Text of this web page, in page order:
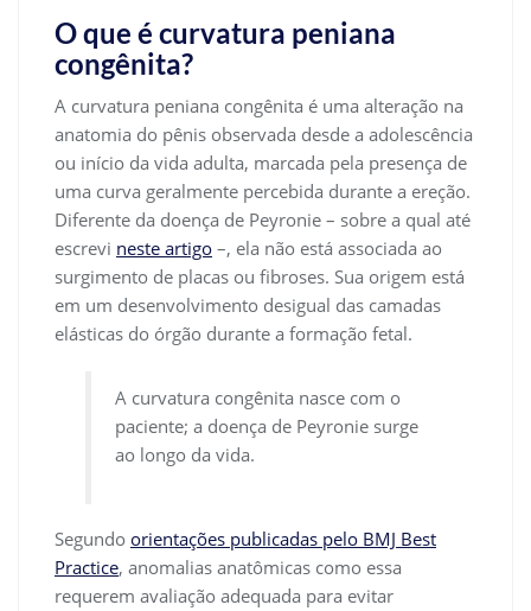
O que é curvatura peniana
congênita?
A curvatura peniana congênita é uma alteração na
anatomia do pênis observada desde a adolescência
ou início da vida adulta, marcada pela presença de
uma curva geralmente percebida durante a ereção.
Diferente da doença de Peyronie – sobre a qual até
escrevi neste artigo –, ela não está associada ao
surgimento de placas ou fibroses. Sua origem está
em um desenvolvimento desigual das camadas
elásticas do órgão durante a formação fetal.
A curvatura congênita nasce com o
paciente; a doença de Peyronie surge
ao longo da vida.
Segundo orientações publicadas pelo BMJ Best
Practice, anomalias anatômicas como essa
requerem avaliação adequada para evitar